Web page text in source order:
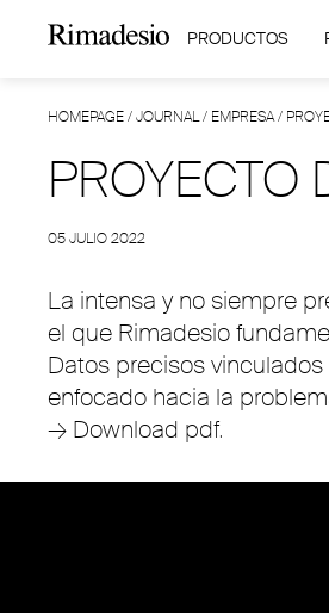
PRODUCTOS
HOMEPAGE/JOURNAL/ EMPRESA/
PROYECTO
05 JULIO 2022
La intensa y no siempre
el que Rimadesio
Datos precisos
enfocado hacia la
→ Download pdf.